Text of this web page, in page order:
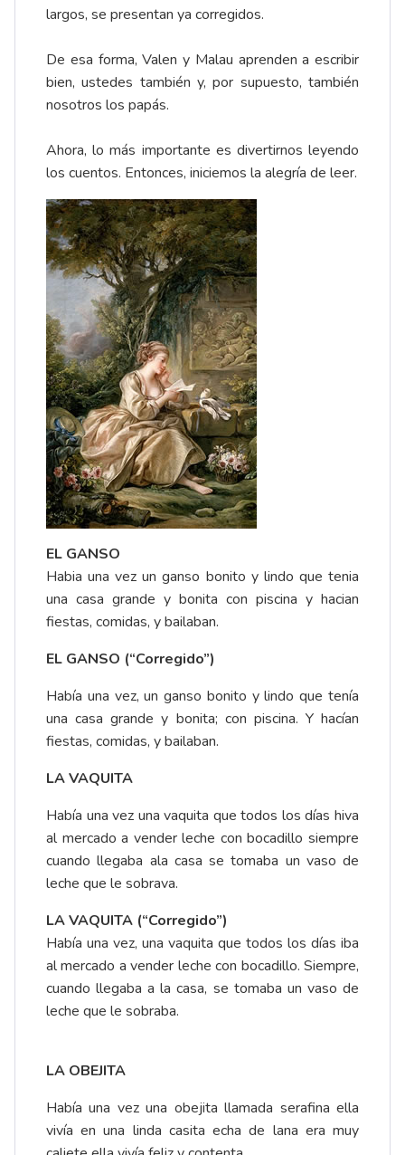
largos, se presentan ya corregidos.
De esa forma, Valen y Malau aprenden a escribir
bien, ustedes también y, por supuesto, también
nosotros los papás.
Ahora, lo más importante es divertirnos leyendo
los cuentos. Entonces, iniciemos la alegría de leer.
EL GANSO
Habia una vez un ganso bonito y lindo que tenia
una casa grande y bonita con piscina y hacian
fiestas, comidas, y bailaban.
EL GANSO (“Corregido”)
Había una vez, un ganso bonito y lindo que tenía
una casa grande y bonita; con piscina. Y hacían
fiestas, comidas, y bailaban.
LA VAQUITA
Había una vez una vaquita que todos los días hiva
al mercado a vender leche con bocadillo siempre
cuando llegaba ala casa se tomaba un vaso de
leche que le sobrava.
LA VAQUITA (“Corregido”)
Había una vez, una vaquita que todos los días iba
al mercado a vender leche con bocadillo. Siempre,
cuando llegaba a la casa, se tomaba un vaso de
leche que le sobraba.
LA OBEJITA
Había una vez una obejita llamada serafina ella
vivía en una linda casita echa de lana era muy